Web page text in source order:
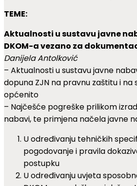
TEME:
Aktualnosti u sustavu javne
DKOM-a vezano za
Danijela Antolković
– Aktualnosti u sustavu javne
dopuna ZJN na pravnu zaštitu i
općenito
– Najčešće pogreške prilikom
nabavi, te primjena načela javne
U određivanju tehničkih
pogodovanje i pravila
postupku
U određivanju uvjeta